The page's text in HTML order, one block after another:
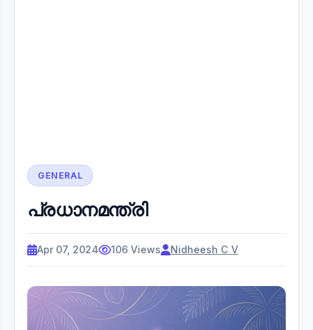
GENERAL
പ്രധാനമന്ത്രി
Apr 07, 2024 106 Views Nidheesh C V